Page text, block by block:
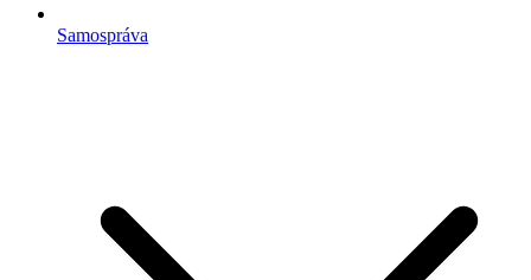
Samospráva